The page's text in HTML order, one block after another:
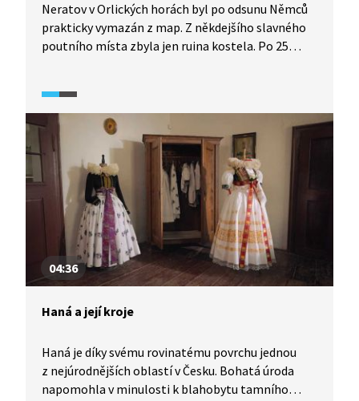
Neratov v Orlických horách byl po odsunu Němců
prakticky vymazán z map. Z někdejšího slavného
poutního místa zbyla jen ruina kostela. Po 25
lidem s postižením vést smysluplný život,
součástí komunity je i obchod, speciální škola,
pivovar, nebo opravený kostel s prosklenou
střechou.
04:36
Haná a její kroje
Haná je díky svému rovinatému povrchu jednou
z nejúrodnějších oblastí v Česku. Bohatá úroda
napomohla v minulosti k blahobytu tamního